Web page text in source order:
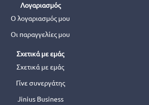
Λογαριασμός
Ο λογαριασμός μου
Οι παραγγελίες μου
Σχετικά με εμάς
Σχετικά με εμάς
Γίνε συνεργάτης
Jinius Business